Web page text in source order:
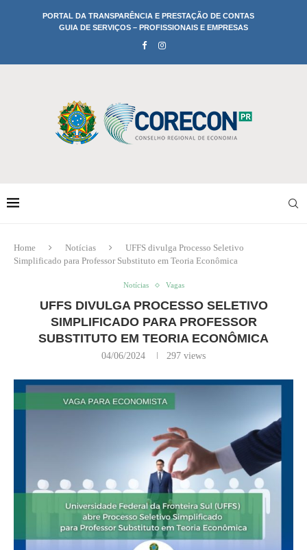
PORTAL DA TRANSPARÊNCIA E PRESTAÇÃO DE CONTAS
GUIA DE SERVIÇOS – PROFISSIONAIS E EMPRESAS
Home Notícias
UFFS divulga Processo Seletivo
Simplificado para Professor Substituto em Teoria Econômica
Notícias Vagas
UFFS DIVULGA PROCESSO SELETIVO
SIMPLIFICADO PARA PROFESSOR
SUBSTITUTO EM TEORIA ECONÔMICA
04/06/2024 297 views